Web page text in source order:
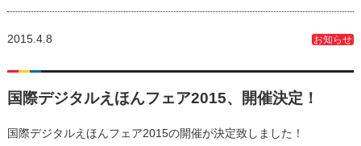
お知らせ
2015.4.8
国際デジタルえほんフェア2015、開催決定！
国際デジタルえほんフェア2015の開催が決定致しました！